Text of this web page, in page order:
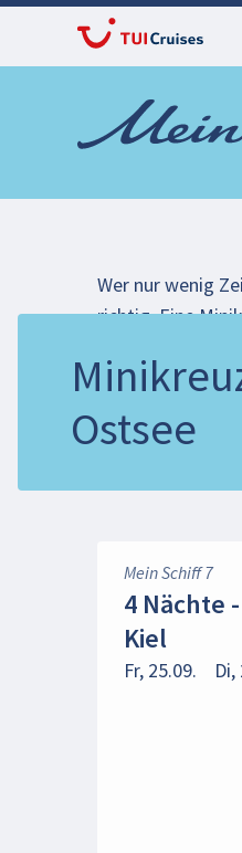
Ostsee
Wer nur wenig
richtig. Eine
Sie ein paar
bereits mit der
Mein Schiff 7
4 Nächte
Kiel
Fr, 25.09. Di,